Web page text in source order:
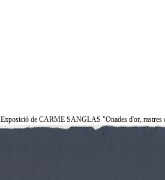
Exposició de CARME SANGLAS "Onades d'or, rastres